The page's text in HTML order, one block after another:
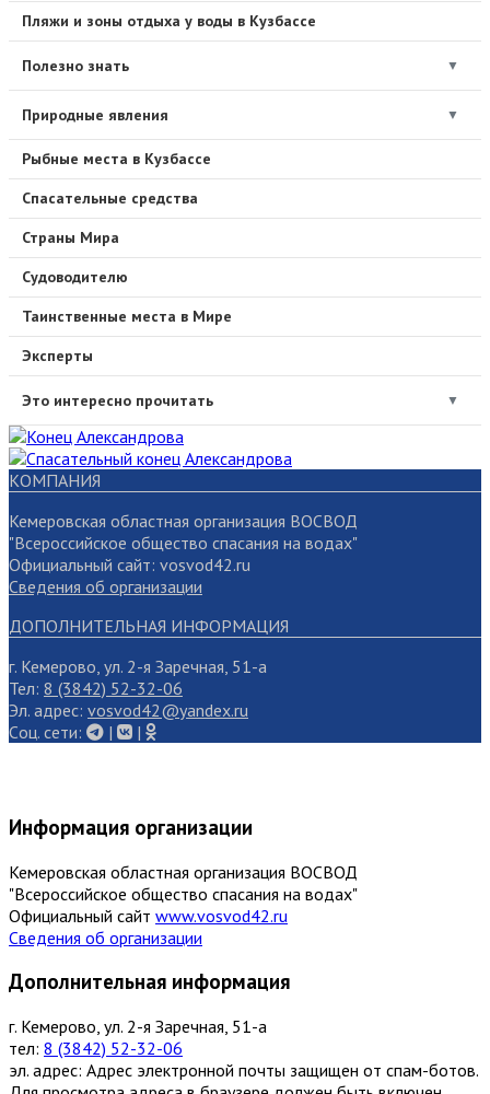
Пляжи и зоны отдыха у воды в Кузбассе
Полезно знать ▼
Природные явления ▼
Рыбные места в Кузбассе
Спасательные средства
Страны Мира
Судоводителю
Таинственные места в Мире
Эксперты
Это интересно прочитать ▼
КОМПАНИЯ
Кемеровская областная организация ВОСВОД
"Всероссийское общество спасания на водах"
Официальный сайт: vosvod42.ru
Сведения об организации
ДОПОЛНИТЕЛЬНАЯ ИНФОРМАЦИЯ
г. Кемерово, ул. 2-я Заречная, 51-а
Тел: 8 (3842) 52-32-06
Эл. адрес: vosvod42@yandex.ru
Cоц. сети:
| |
Информация организации
Кемеровская областная организация ВОСВОД
"Всероссийское общество спасания на водах"
Официальный сайт www.vosvod42.ru
Сведения об организации
Дополнительная информация
г. Кемерово, ул. 2-я Заречная, 51-а
тел: 8 (3842) 52-32-06
эл. адрес: Адрес электронной почты защищен от спам-ботов.